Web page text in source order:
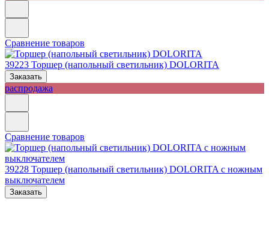
Сравнение товаров
39223 Торшер (напольный светильник) DOLORITA
Заказать
распродажа
Сравнение товаров
39228 Торшер (напольный светильник) DOLORITA с ножным
выключателем
Заказать